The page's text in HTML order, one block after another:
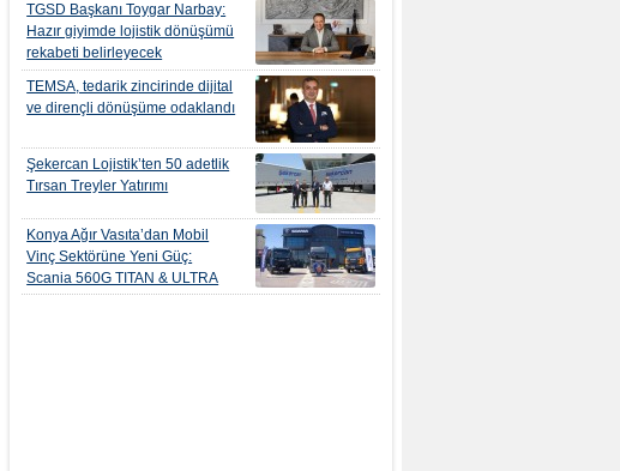
TGSD Başkanı Toygar Narbay:
Hazır giyimde lojistik dönüşümü
rekabeti belirleyecek
TEMSA, tedarik zincirinde dijital
ve dirençli dönüşüme odaklandı
Şekercan Lojistik’ten 50 adetlik
Tırsan Treyler Yatırımı
Konya Ağır Vasıta’dan Mobil
Vinç Sektörüne Yeni Güç:
Scania 560G TITAN & ULTRA